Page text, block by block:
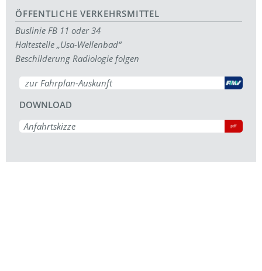
ÖFFENTLICHE VERKEHRSMITTEL
Buslinie FB 11 oder 34
Haltestelle „Usa-Wellenbad“
Beschilderung Radiologie folgen
zur Fahrplan-Auskunft
DOWNLOAD
Anfahrtskizze